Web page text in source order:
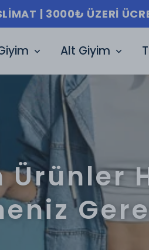
| 3000₺ ÜZERI
Alt Giyim
Ürünler